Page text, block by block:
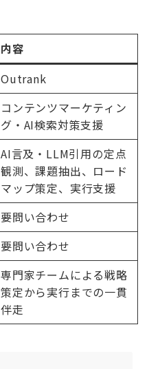
内容
Outrank
コンテンツマーケティン
グ・AI検索対策支援
AI言及・LLM引用の定点
観測、課題抽出、ロード
マップ策定、実行支援
要問い合わせ
要問い合わせ
専門家チームによる戦略
策定から実行までの一貫
伴走